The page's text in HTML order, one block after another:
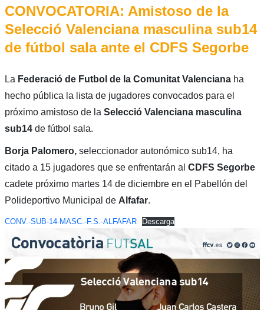
CONVOCATORIA: Amistoso de la
Selecció Valenciana masculina sub14
de fútbol sala ante el CDFS Segorbe
La Federació de Futbol de la Comunitat Valencianaha
hecho pública la lista de jugadores convocados para el
próximo amistoso de la Selecció Valenciana masculina
sub14de fútbol sala.
Borja Palomero,seleccionador autonómico sub14, ha
citado a 15 jugadores que se enfrentarán al CDFS Segorbe
cadete próximo martes 14 de diciembre en el Pabellón del
Polideportivo Municipal de Alfafar.
CONV.-SUB-14-MASC.-F.S.-ALFAFAR Descarga